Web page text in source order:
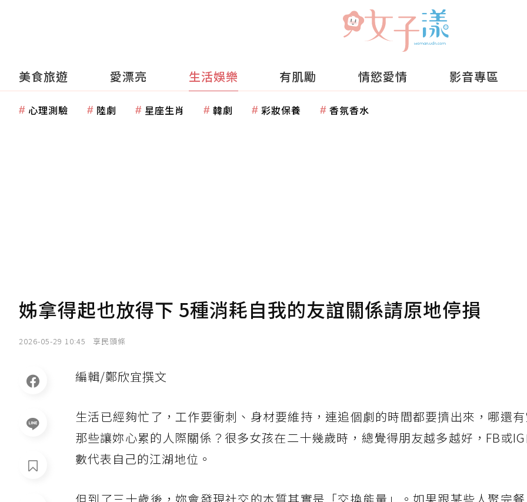
美食旅遊 愛漂亮 生活娛樂 有肌勵 情慾愛情 影音專區
心理測驗 陸劇 星座生肖 韓劇 彩妝保養 香氛香水
姊拿得起也放得下 5種消耗自我的友誼關係請原地停損
2026-05-29 10:45 享民頭條
編輯/鄭欣宜撰文
生活已經夠忙了，工作要衝刺、身材要維持，連追個劇的時間都要擠出來，哪還
那些讓妳心累的人際關係？很多女孩在二十幾歲時，總覺得朋友越多越好，FB或
數代表自己的江湖地位。